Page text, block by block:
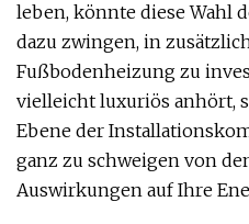
leben, könnte diese Wahl
dazu zwingen, in
Fußbodenheizung zu
vielleicht luxuriös anhört,
Ebene der
ganz zu schweigen von
Auswirkungen auf Ihre